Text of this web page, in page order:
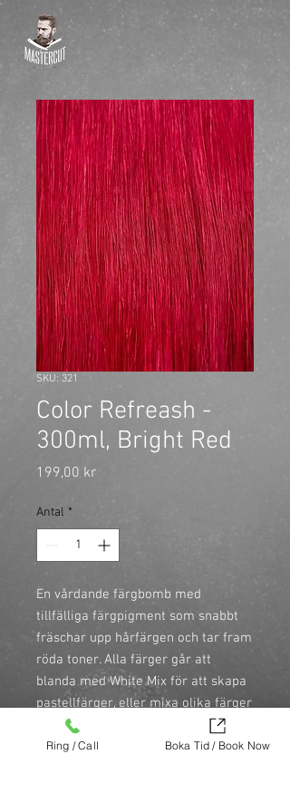
SKU: 321
Color Refreash -
300ml, Bright Red
199,00 krPris
Antal *
En vårdande färgbomb med
tillfälliga färgpigment som snabbt
fräschar upp hårfärgen och tar fram
röda toner. Alla färger går att
blanda med White Mix för att skapa
pastellfärger, eller mixa olika färger
för att skapa en unik nyans.
\nRing / Call Boka Tid / Book Now